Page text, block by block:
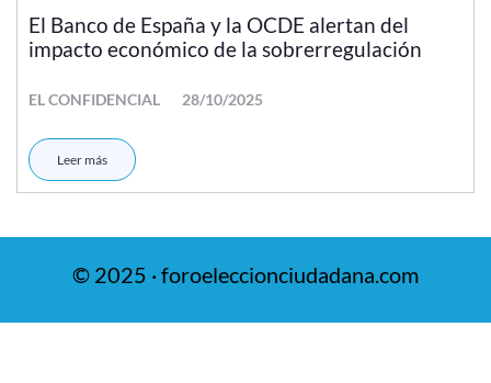
El Banco de España y la OCDE alertan del
impacto económico de la sobrerregulación
EL CONFIDENCIAL 28/10/2025
Leer más
© 2025 · foroeleccionciudadana.com